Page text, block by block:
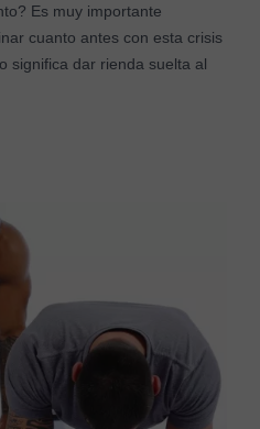
Es muy importante
cuanto antes con esta crisis
significa dar rienda suelta al